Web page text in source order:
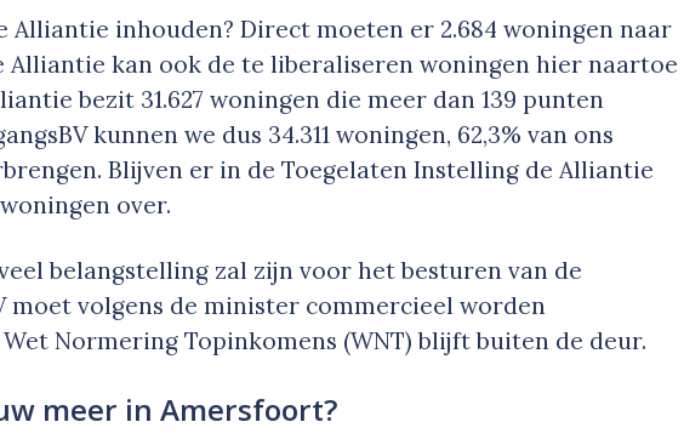
Alliantie inhouden? Direct moeten er 2.684 woningen naar
Alliantie kan ook de te liberaliseren woningen hier naartoe
bezit 31.627 woningen die meer dan 139 punten
kunnen we dus 34.311 woningen, 62,3% van ons
Blijven er in de Toegelaten Instelling de Alliantie
over.
belangstelling zal zijn voor het besturen van de
moet volgens de minister commercieel worden
Normering Topinkomens (WNT) blijft buiten de deur.
meer in Amersfoort?